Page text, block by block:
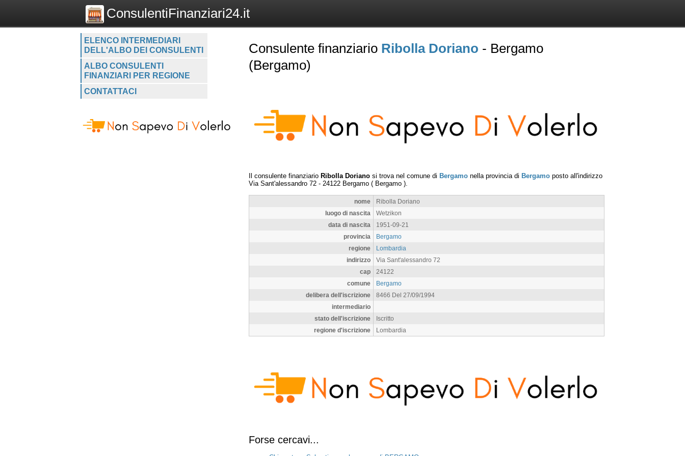
ConsulentiFinanziari24.it
ELENCO INTERMEDIARI
DELL'ALBO DEI CONSULENTI
ALBO CONSULENTI
FINANZIARI PER REGIONE
CONTATTACI
Consulente finanziario Ribolla Doriano - Bergamo
(Bergamo)
Il consulente finanziario Ribolla Doriano si trova nel comune di Bergamo nella provincia di Bergamo posto all'indirizzo
Via Sant'alessandro 72 - 24122 Bergamo ( Bergamo ).
nome
Ribolla Doriano
luogo di nascita
Wetzikon
data di nascita
1951-09-21
provincia
Bergamo
regione
Lombardia
indirizzo
Via Sant'alessandro 72
cap
24122
comune
Bergamo
delibera dell'iscrizione
8466 Del 27/09/1994
intermediario
stato dell'iscrizione
Iscritto
regione d'iscrizione
Lombardia
Forse cercavi...